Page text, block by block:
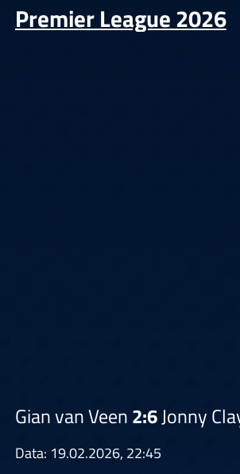
Premier League 2026
Gian van Veen2:6Jonny
Data: 19.02.2026, 22:45